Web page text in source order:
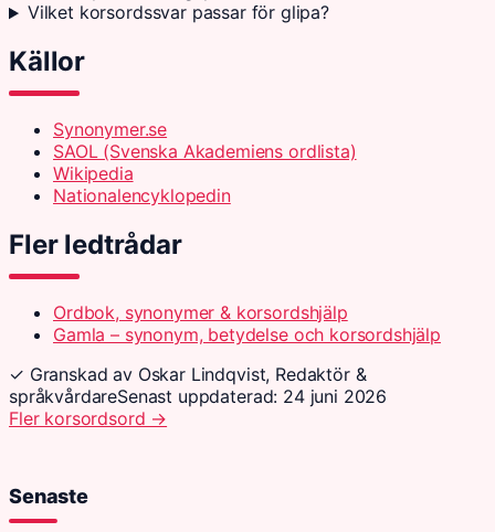
Vilket korsordssvar passar för glipa?
Källor
Synonymer.se
SAOL (Svenska Akademiens ordlista)
Wikipedia
Nationalencyklopedin
Fler ledtrådar
Ordbok, synonymer & korsordshjälp
Gamla – synonym, betydelse och korsordshjälp
✓ Granskad av Oskar Lindqvist, Redaktör &
språkvårdareSenast uppdaterad: 24 juni 2026
Fler korsordsord →
Senaste